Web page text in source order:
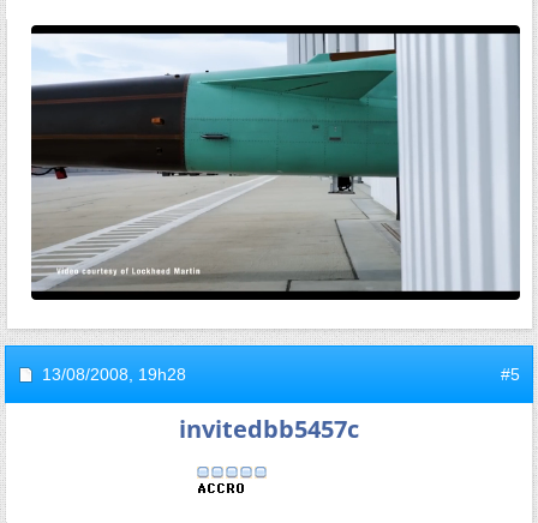
13/08/2008, 19h28 #5
invitedbb5457c